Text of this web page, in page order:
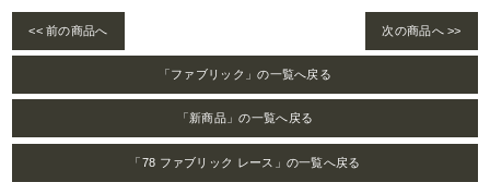
<< 前の商品へ 次の商品へ >>
「ファブリック」の一覧へ戻る
「新商品」の一覧へ戻る
「78 ファブリック レース」の一覧へ戻る